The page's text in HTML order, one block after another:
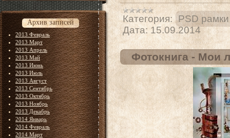
Архив записей
2013 Февраль
2013 Март
2013 Апрель
2013 Май
2013 Июнь
2013 Июль
2013 Август
2013 Сентябрь
2013 Октябрь
2013 Ноябрь
2013 Декабрь
2014 Январь
2014 Февраль
2014 Март
Категория: PSD
Дата: 15.09.2014
Фотокнига - Мои